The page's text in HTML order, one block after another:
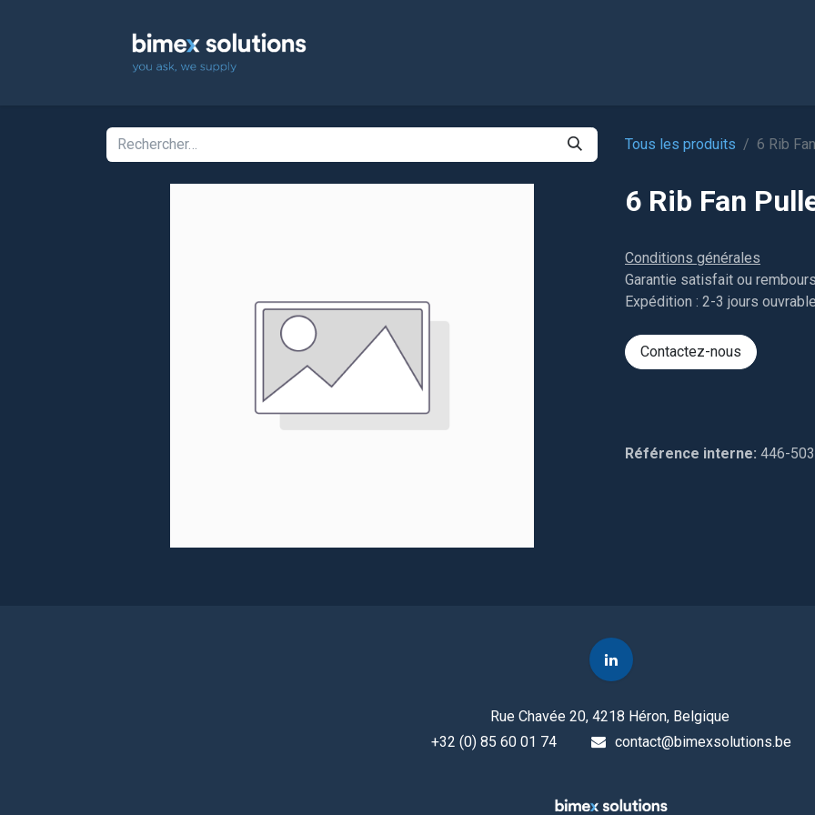
Tous les produits 6 Rib
6 Rib Fan
Conditions générales
Garantie satisfait ou
Expédition : 2-3 jours
Contactez-nous
Référence interne: 446-
Rue Chavée 20, 4218 Héron, Belgique
+32 (0) 85 60 01 74
contact@bimexsolutions.be